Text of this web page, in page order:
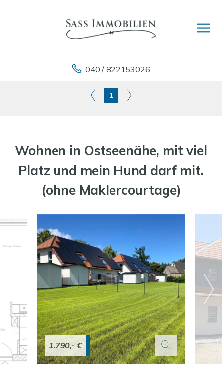
040 / 822153026
1
Wohnen in Ostseenähe, mit viel
Platz und mein Hund darf mit.
(ohne Maklercourtage)
1.790,- €